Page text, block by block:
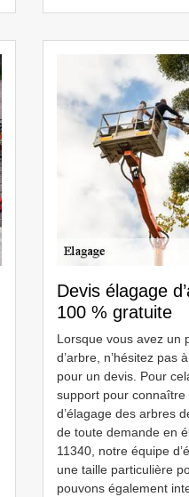
Devis élagage
100 % gratuite
Lorsque vous avez un
d’arbre, n’hésitez pas
pour un devis. Pour
support pour
d’élagage des arbres
de toute demande en
11340, notre équipe
une taille particulière
pouvons également